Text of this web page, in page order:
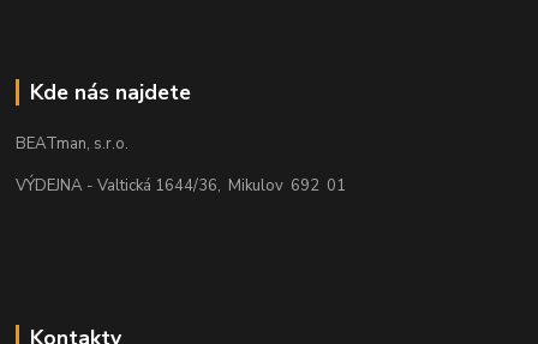
Kde nás najdete
BEATman, s.r.o.
VÝDEJNA - Valtická 1644/36, Mikulov 692 01
Kontakty